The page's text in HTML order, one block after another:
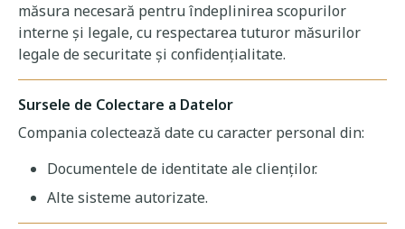
măsura necesară pentru îndeplinirea scopurilor
interne și legale, cu respectarea tuturor măsurilor
legale de securitate și confidențialitate.
Sursele de Colectare a Datelor
Compania colectează date cu caracter personal din:
Documentele de identitate ale clienților.
Alte sisteme autorizate.